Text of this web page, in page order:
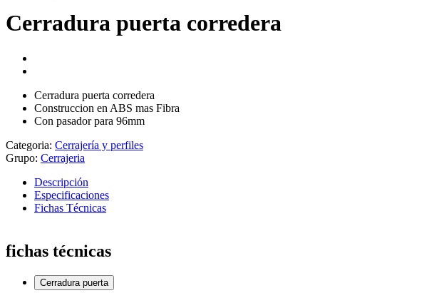
Cerradura puerta corredera
Cerradura puerta corredera
Construccion en ABS mas Fibra
Con pasador para 96mm
Categoria: Cerrajería y perfiles
Grupo: Cerrajeria
Descripción
Especificaciones
Fichas Técnicas
fichas técnicas
Cerradura puerta